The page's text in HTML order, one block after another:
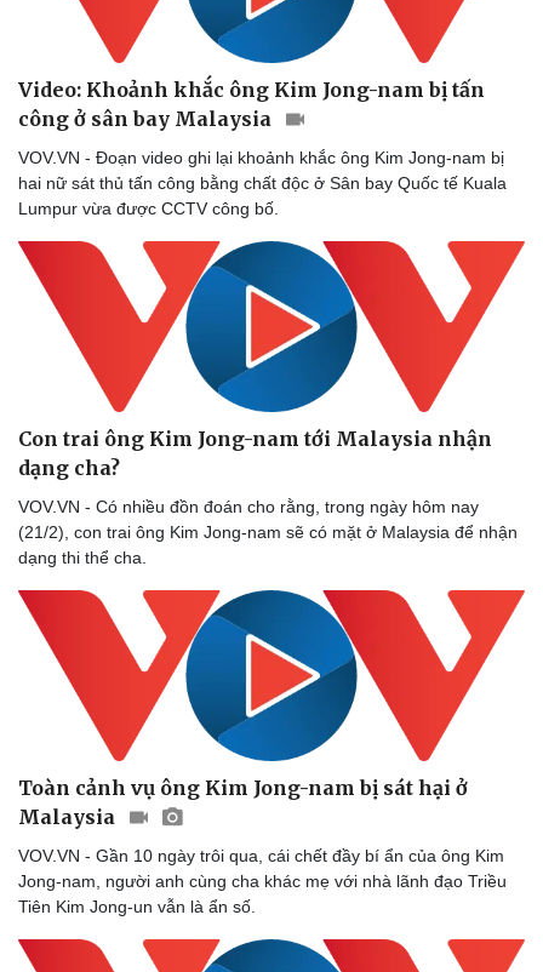
Video: Khoảnh khắc ông Kim Jong-nam bị tấn
công ở sân bay Malaysia
VOV.VN - Đoạn video ghi lại khoảnh khắc ông Kim Jong-nam bị
hai nữ sát thủ tấn công bằng chất độc ở Sân bay Quốc tế Kuala
Lumpur vừa được CCTV công bố.
Con trai ông Kim Jong-nam tới Malaysia nhận
dạng cha?
VOV.VN - Có nhiều đồn đoán cho rằng, trong ngày hôm nay
(21/2), con trai ông Kim Jong-nam sẽ có mặt ở Malaysia để nhận
dạng thi thể cha.
Toàn cảnh vụ ông Kim Jong-nam bị sát hại ở
Malaysia
VOV.VN - Gần 10 ngày trôi qua, cái chết đầy bí ẩn của ông Kim
Jong-nam, người anh cùng cha khác mẹ với nhà lãnh đạo Triều
Tiên Kim Jong-un vẫn là ẩn số.